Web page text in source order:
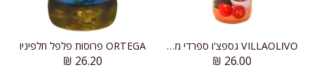
VILLAOLIVO גספצ'ו ספרדי מסורתי
26.00
₪
ORTEGA פרוסות פלפל חלפיניו
26.20
₪